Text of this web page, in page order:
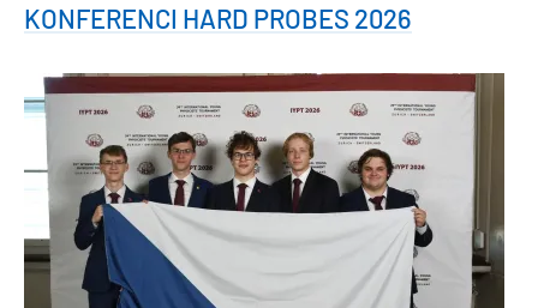
KONFERENCI HARD PROBES 2026